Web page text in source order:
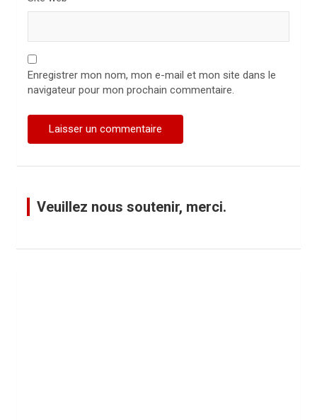
Enregistrer mon nom, mon e-mail et mon site dans le
navigateur pour mon prochain commentaire.
Veuillez nous soutenir, merci.